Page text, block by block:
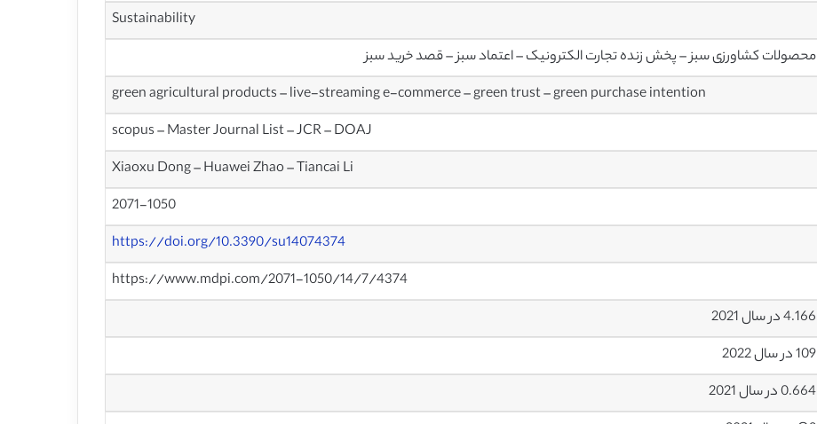
Sustainability
محصولات کشاورزی سبز – پخش زنده تجارت الکترونیک – اعتماد سبز – قصد خرید سبز
green agricultural products – live-streaming e-commerce – green trust – green purchase intention
scopus – Master Journal List – JCR – DOAJ
Xiaoxu Dong – Huawei Zhao – Tiancai Li
2071-1050
https://doi.org/10.3390/su14074374
https://www.mdpi.com/2071-1050/14/7/4374
4.166 در سال 2021
109 در سال 2022
0.664 در سال 2021